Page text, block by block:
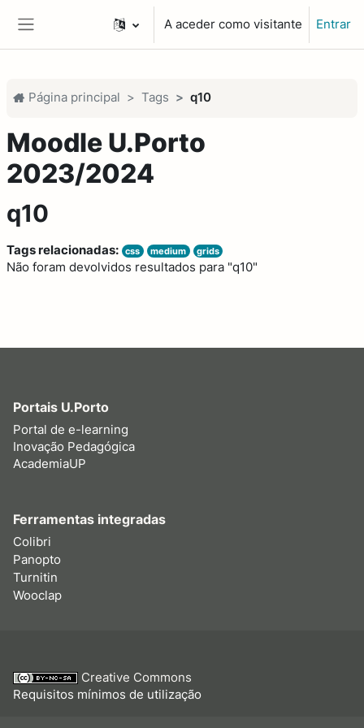
Ir para o conteúdo principal
A aceder como visitante Entrar
Página principal Tags q10
Moodle U.Porto
2023/2024
q10
Tags relacionadas: css medium grids
Não foram devolvidos resultados para "q10"
Portais U.Porto
Portal de e-learning
Inovação Pedagógica
AcademiaUP
Ferramentas integradas
Colibri
Panopto
Turnitin
Wooclap
Creative Commons
Requisitos mínimos de utilização